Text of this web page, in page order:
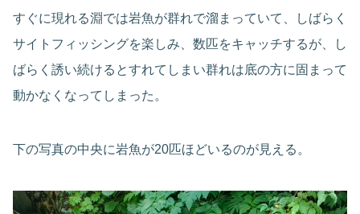
すぐに現れる淵では岩魚が群れで溜まっていて、しばらく
サイトフィッシングを楽しみ、数匹をキャッチするが、し
ばらく誘い続けるとすれてしまい群れは底の方に固まって
動かなくなってしまった。
下の写真の中央に岩魚が20匹ほどいるのが見える。